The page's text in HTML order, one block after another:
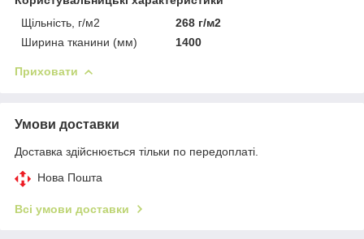
Щільність, г/м2
268 г/м2
Ширина тканини (мм)
1400
Приховати
Умови доставки
Доставка здійснюється тільки по передоплаті.
Нова Пошта
Всі умови доставки